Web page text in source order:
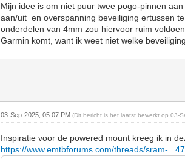
Mijn idee is om niet puur twee pogo-pinnen
aan/uit en overspanning beveiliging ertussen
onderdelen van 4mm zou hiervoor ruim
Garmin komt, want ik weet niet welke
03-Sep-2025, 05:07 PM(Dit bericht is het laatst bewerkt op 03-
Inspiratie voor de powered mount kreeg ik in
https://www.emtbforums.com/threads/sram-